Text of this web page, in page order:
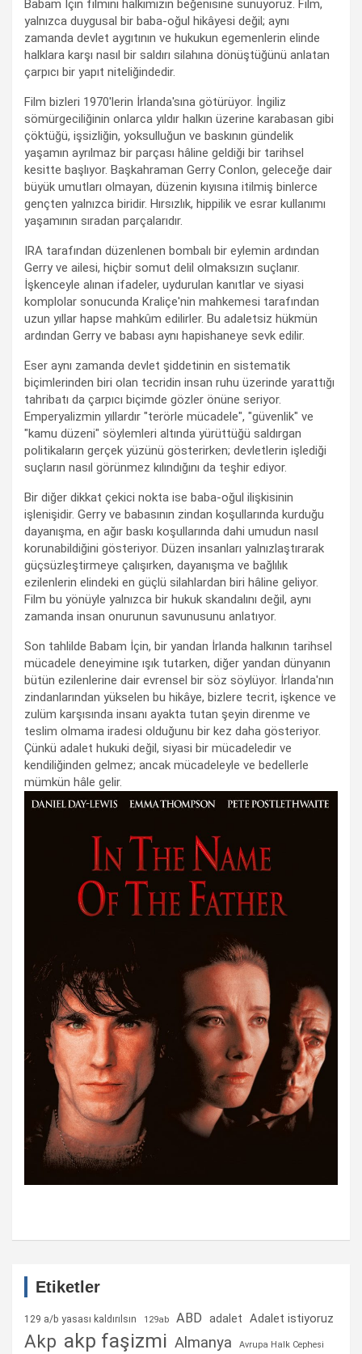
Babam İçin filmini halkımızın beğenisine sunuyoruz. Film,
yalnızca duygusal bir baba-oğul hikâyesi değil; aynı
zamanda devlet aygıtının ve hukukun egemenlerin elinde
halklara karşı nasıl bir saldırı silahına dönüştüğünü anlatan
çarpıcı bir yapıt niteliğindedir.
Film bizleri 1970'lerin İrlanda'sına götürüyor. İngiliz
sömürgeciliğinin onlarca yıldır halkın üzerine karabasan gibi
çöktüğü, işsizliğin, yoksulluğun ve baskının gündelik
yaşamın ayrılmaz bir parçası hâline geldiği bir tarihsel
kesitte başlıyor. Başkahraman Gerry Conlon, geleceğe dair
büyük umutları olmayan, düzenin kıyısına itilmiş binlerce
gençten yalnızca biridir. Hırsızlık, hippilik ve esrar kullanımı
yaşamının sıradan parçalarıdır.
IRA tarafından düzenlenen bombalı bir eylemin ardından
Gerry ve ailesi, hiçbir somut delil olmaksızın suçlanır.
İşkenceyle alınan ifadeler, uydurulan kanıtlar ve siyasi
komplolar sonucunda Kraliçe'nin mahkemesi tarafından
uzun yıllar hapse mahkûm edilirler. Bu adaletsiz hükmün
ardından Gerry ve babası aynı hapishaneye sevk edilir.
Eser aynı zamanda devlet şiddetinin en sistematik
biçimlerinden biri olan tecridin insan ruhu üzerinde yarattığı
tahribatı da çarpıcı biçimde gözler önüne seriyor.
Emperyalizmin yıllardır "terörle mücadele", "güvenlik" ve
"kamu düzeni" söylemleri altında yürüttüğü saldırgan
politikaların gerçek yüzünü gösterirken; devletlerin işlediği
suçların nasıl görünmez kılındığını da teşhir ediyor.
Bir diğer dikkat çekici nokta ise baba-oğul ilişkisinin
işlenişidir. Gerry ve babasının zindan koşullarında kurduğu
dayanışma, en ağır baskı koşullarında dahi umudun nasıl
korunabildiğini gösteriyor. Düzen insanları yalnızlaştırarak
güçsüzleştirmeye çalışırken, dayanışma ve bağlılık
ezilenlerin elindeki en güçlü silahlardan biri hâline geliyor.
Film bu yönüyle yalnızca bir hukuk skandalını değil, aynı
zamanda insan onurunun savunusunu anlatıyor.
Son tahlilde Babam İçin, bir yandan İrlanda halkının tarihsel
mücadele deneyimine ışık tutarken, diğer yandan dünyanın
bütün ezilenlerine dair evrensel bir söz söylüyor. İrlanda'nın
zindanlarından yükselen bu hikâye, bizlere tecrit, işkence ve
zulüm karşısında insanı ayakta tutan şeyin direnme ve
teslim olmama iradesi olduğunu bir kez daha gösteriyor.
Çünkü adalet hukuki değil, siyasi bir mücadeledir ve
kendiliğinden gelmez; ancak mücadeleyle ve bedellerle
mümkün hâle gelir.
Etiketler
129 a/b yasası kaldırılsın 129ab ABD adalet Adalet istiyoruz
Akp akp faşizmi Almanya Avrupa Halk Cephesi